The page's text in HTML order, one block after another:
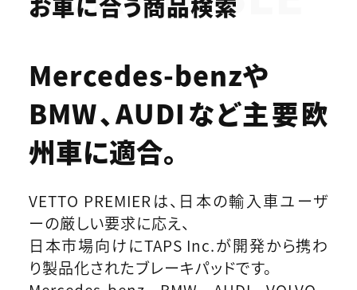
Mercedes-benzや
BMW、AUDIなど主要欧
州車に適合。
VETTO PREMIERは、日本の輸入車ユーザ
ーの厳しい要求に応え、
日本市場向けにTAPS Inc.が開発から携わ
り製品化されたブレーキパッドです。